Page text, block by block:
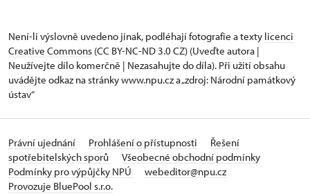
Není-li výslovně uvedeno jinak, podléhají fotografie a texty licenci
Creative Commons (CC BY-NC-ND 3.0 CZ) (Uveďte autora |
Neužívejte dílo komerčně | Nezasahujte do díla). Při užití obsahu
uvádějte odkaz na stránky www.npu.cz a „zdroj: Národní památkový
ústav“
Právní ujednání Prohlášení o přístupnosti
Řešení
spotřebitelských sporů
Všeobecné obchodní podmínky
Podmínky pro výpůjčky NPÚ
webeditor@npu.cz
Provozuje BluePool s.r.o.